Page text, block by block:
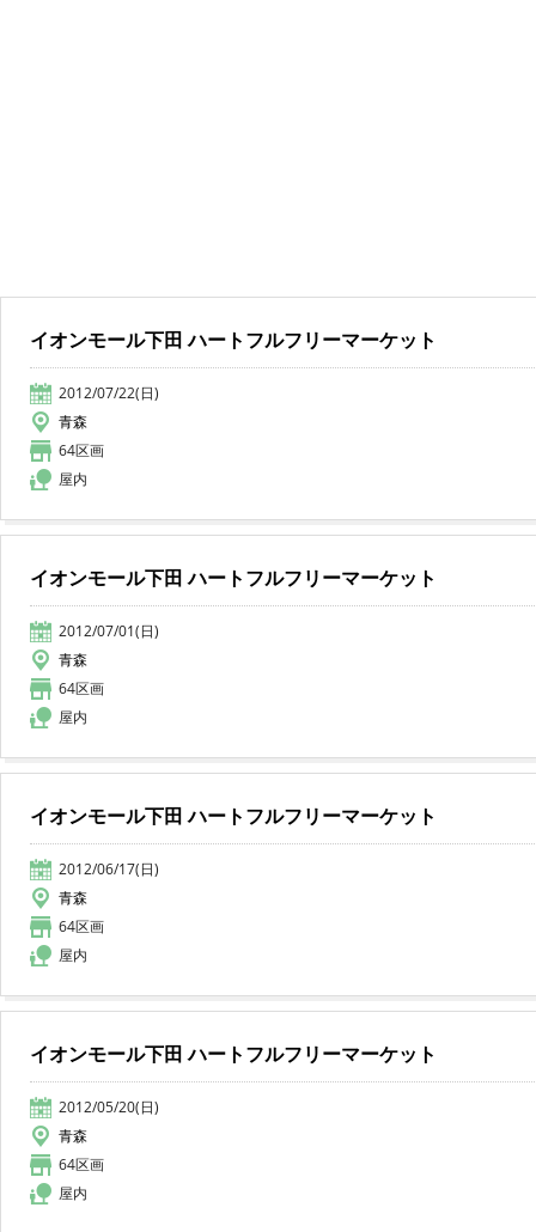
イオンモール下田 ハートフルフリーマーケット
2012/07/22(日)
青森
64区画
屋内
イオンモール下田 ハートフルフリーマーケット
2012/07/01(日)
青森
64区画
屋内
イオンモール下田 ハートフルフリーマーケット
2012/06/17(日)
青森
64区画
屋内
イオンモール下田 ハートフルフリーマーケット
2012/05/20(日)
青森
64区画
屋内